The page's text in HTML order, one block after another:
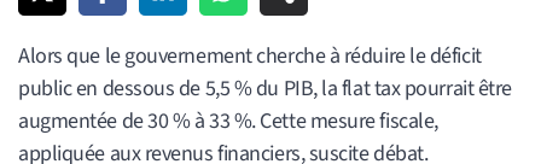
Alors que le gouvernement cherche à réduire le déficit
public en dessous de 5,5 % du PIB, la flat tax pourrait être
augmentée de 30 % à 33 %. Cette mesure fiscale,
appliquée aux revenus financiers, suscite débat.